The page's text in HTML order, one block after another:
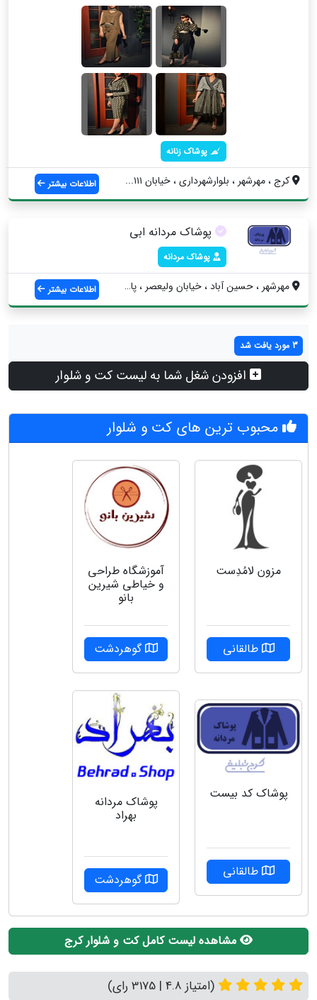
پوشاک زنانه
کرج ، مهرشهر ، بلوارشهرداری ، خیابان ۱۱۱... اطلاعات بیشتر
پوشاک مردانه ابی
پوشاک مردانه
مهرشهر ، حسین آباد ، خیابان ولیعصر ، پاس... اطلاعات بیشتر
3 مورد یافت شد
افزودن شغل شما به لیست کت و شلوار
محبوب ترین های کت و شلوار
مزون لامُدِست
طالقانی
آموزشگاه طراحی
و خیاطی شیرین
بانو
گوهردشت
پوشاک کد بیست
طالقانی
پوشاک مردانه
بهراد
گوهردشت
مشاهده لیست کامل کت و شلوار کرج
(امتیاز 4.8 | 3175 رای)